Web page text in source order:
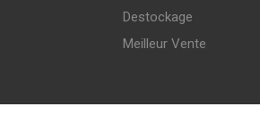
Destockage
Meilleur Vente